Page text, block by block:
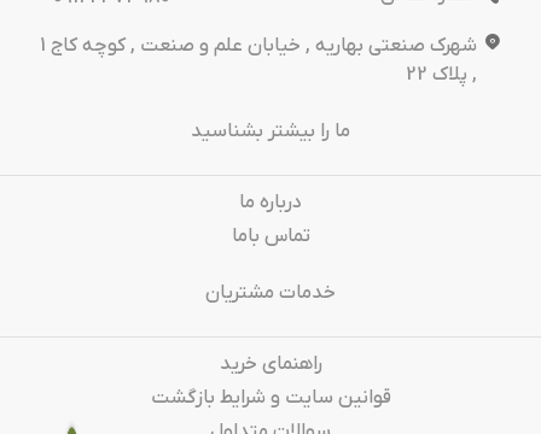
شهرک صنعتی بهاریه , خیابان علم و صنعت , کوچه کاج 1
, پلاک 22
ما را بیشتر بشناسید
درباره‌ ما
تماس باما
خدمات مشتریان
راهنمای خرید
قوانین سایت و شرایط بازگشت